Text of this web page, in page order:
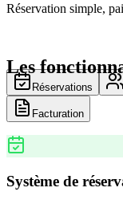
Réservation simple,
Les
Réservations
Facturation
Système de